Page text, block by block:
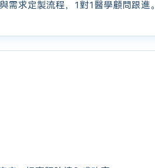
需求定製流程，1對1醫學顧問跟進。